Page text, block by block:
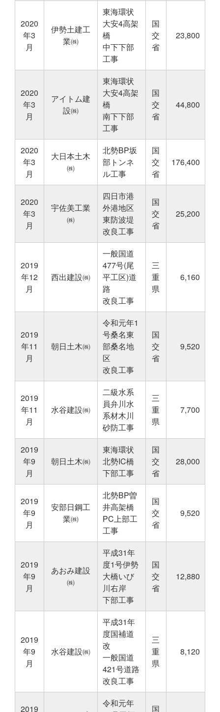
2020
年3
月
伊勢土建工
業㈱
東海環状
大安4高架
橋
中下下部
工事
国
交
省
23,800
2020
年3
月
アイトム建
設㈱
東海環状
大安4高架
橋
南下下部
工事
国
交
省
44,800
2020
年3
月
大日本土木
㈱
北勢BP坂
部トンネ
ル工事
国
交
省
176,400
2020
年3
月
宇佐美工業
㈱
四日市港
外港地区
東防波堤
改良工事
国
交
省
25,200
2019
年12
月
西出建設㈱
一般国道
477号(尾
平工区)道
路
改良工事
三
重
県
6,160
2019
年11
月
朝日土木㈱
令和元年1
号桑名東
部桑名地
区
改良工事
国
交
省
9,520
2019
年11
月
水谷建設㈱
二級水系
員弁川水
系材木川
砂防工事
三
重
県
7,700
2019
年9
月
朝日土木㈱
東海環状
北勢IC橋
下部工事
国
交
省
28,000
2019
年9
月
安部日鋼工
業㈱
北勢BP曽
井高架橋
PC上部工
工事
国
交
省
9,520
2019
年9
月
あおみ建設
㈱
平成31年
度1号伊勢
大橋いび
川右岸
下部工事
国
交
省
12,880
2019
年9
月
水谷建設㈱
平成31年
度国補道
改
一般国道
421号道路
改良工事
三
重
県
8,120
2019
令和元年
国